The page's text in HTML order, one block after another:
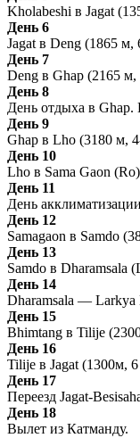
Kholabeshi в Jagat
День 6
Jagat в Deng (1865 м,
День 7
Deng в Ghap (2165 м,
День 8
День отдыха в Ghap.
День 9
Ghap в Lho (3180 м,
День 10
Lho в Sama Gaon
День 11
День
День 12
Samagaon в Samdo
День 13
Samdo в Dharamsala
День 14
Dharamsala — Larkya
День 15
Bhimtang в Tilije
День 16
Tilije в Jagat (1300м, 6
День 17
Переезд Jagat-
День 18
Вылет из Катманду.